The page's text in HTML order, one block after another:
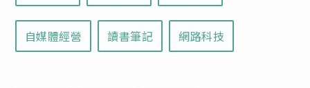
自媒體經營 讀書筆記 網路科技